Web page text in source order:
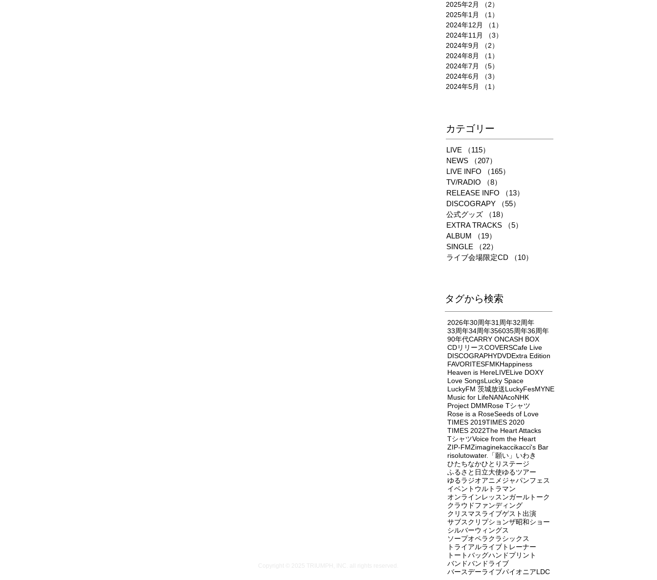
2025年2月
（2）
2025年1月
（1）
2024年12月
（1）
2024年11月
（3）
2024年9月
（2）
2024年8月
（1）
2024年7月
（5）
2024年6月
（3）
2024年5月
（1）
​カテゴリー
LIVE （115）
NEWS
（207）
LIVE INFO
（165）
TV/RADIO
（8）
RELEASE INFO
（13）
DISCOGRAPY
（55）
公式グッズ
（18）
EXTRA TRACKS
（5）
ALBUM
（19）
SINGLE
（22）
ライブ会場限定CD
（10）
タグから検索
2026年30周年31周年32周年
33周年34周年356035周年36周年
90年代CARRY ONCASH BOX
CDリリースCOVERSCafe Live
DISCOGRAPHYDVDExtra Edition
FAVORITESFMKHappiness
Heaven is HereLIVELive DOXY
Love SongsLucky Space
LuckyFM 茨城放送LuckyFesMYNE
Music for LifeNANAcoNHK
Project DMMRose Tシャツ
Rose is a RoseSeeds of Love
TIMES 2019TIMES 2020
TIMES 2022The Heart Attacks
TシャツVoice from the Heart
ZIP-FMZimaginekaccikacci's Bar
risolutowater. 「願い」 いわき
ひたちなかひとりステージ
ふるさと日立大使ゆるツアー
ゆるラジオアニメジャパンフェス
イベント ウルトラマン
オンラインレッスンガールトーク
クラウドファンディング
クリスマスライブゲスト出演
サブスクリプションザ昭和ショー
シルバーウィングス
ソープオペラクラシックス
トライアルライブ トレーナー
トートバッグハンドプリント
バンドバンドライブ
バースデーライブパイオニアLDC